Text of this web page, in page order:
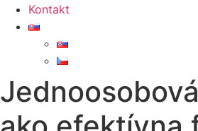
Kontakt